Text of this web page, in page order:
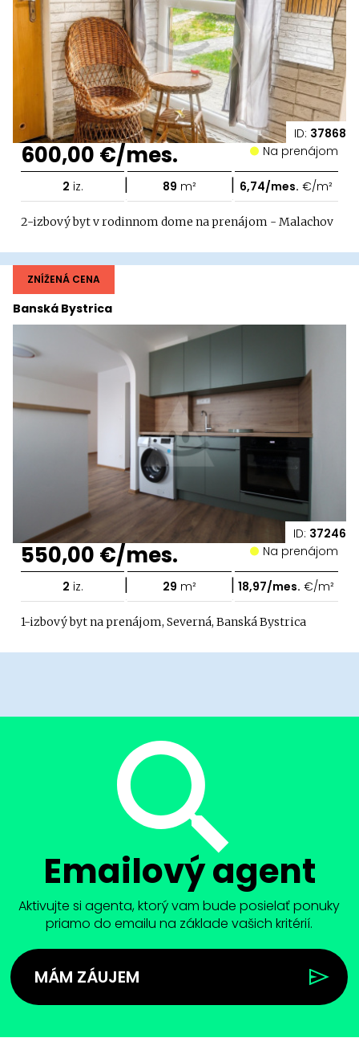
ID: 37868
600,00 €/mes. Na prenájom
2 iz. | 89 m² | 6,74/mes. €/m²
2-izbový byt v rodinnom dome na prenájom - Malachov
ID: 37246
Banská Bystrica
ZNÍŽENÁ CENA
550,00 €/mes. Na prenájom
2 iz. | 29 m² | 18,97/mes. €/m²
1-izbový byt na prenájom, Severná, Banská Bystrica
Emailový agent
Aktivujte si agenta, ktorý vam bude posielať ponuky
priamo do emailu na základe vašich kritérií.
MÁM ZÁUJEM